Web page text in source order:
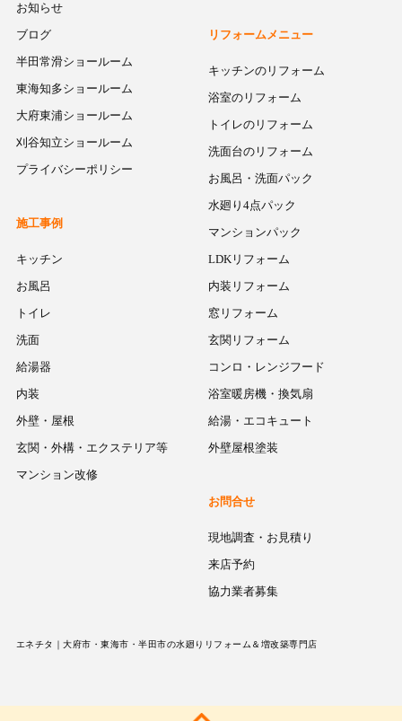
お知らせ
ブログ
半田常滑ショールーム
東海知多ショールーム
大府東浦ショールーム
刈谷知立ショールーム
プライバシーポリシー
リフォームメニュー
キッチンのリフォーム
浴室のリフォーム
トイレのリフォーム
洗面台のリフォーム
お風呂・洗面パック
水廻り4点パック
マンションパック
LDKリフォーム
内装リフォーム
窓リフォーム
玄関リフォーム
コンロ・レンジフード
浴室暖房機・換気扇
給湯・エコキュート
外壁屋根塗装
施工事例
キッチン
お風呂
トイレ
洗面
給湯器
内装
外壁・屋根
玄関・外構・エクステリア等
マンション改修
お問合せ
現地調査・お見積り
来店予約
協力業者募集
エネチタ｜大府市・東海市・半田市の水廻りリフォーム＆増改築専門店